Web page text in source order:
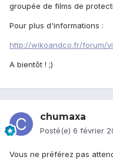
groupée de films de
Pour plus d'informations :
http://wikoandco.fr/forum/
A bientôt ! ;)
chumaxa
Posté(e) 6 février
Vous ne préférez pas